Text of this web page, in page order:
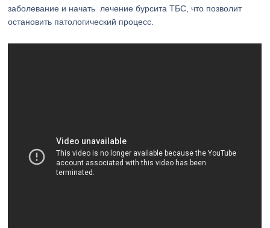
заболевание и начать лечение бурсита ТБС, что позволит
остановить патологический процесс.